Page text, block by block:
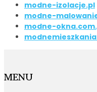
modne-izolacje.pl
modne-
modne-
MENU